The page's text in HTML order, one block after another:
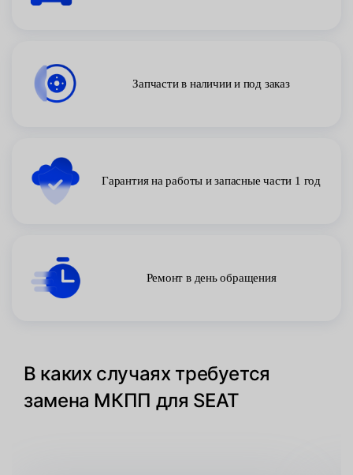
Запчасти в наличии и под заказ
Гарантия на работы и запасные части 1 год
Ремонт в день обращения
В каких случаях требуется
замена МКПП для SEAT